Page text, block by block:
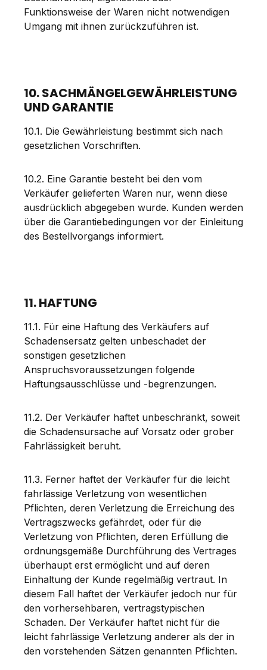
Funktionsweise der Waren nicht notwendigen
Umgang mit ihnen zurückzuführen ist.
10. SACHMÄNGELGEWÄHRLEISTUNG
UND GARANTIE
10.1. Die Gewährleistung bestimmt sich nach
gesetzlichen Vorschriften.
10.2. Eine Garantie besteht bei den vom
Verkäufer gelieferten Waren nur, wenn diese
ausdrücklich abgegeben wurde. Kunden werden
über die Garantiebedingungen vor der Einleitung
des Bestellvorgangs informiert.
11. HAFTUNG
11.1. Für eine Haftung des Verkäufers auf
Schadensersatz gelten unbeschadet der
sonstigen gesetzlichen
Anspruchsvoraussetzungen folgende
Haftungsausschlüsse und -begrenzungen.
11.2. Der Verkäufer haftet unbeschränkt, soweit
die Schadensursache auf Vorsatz oder grober
Fahrlässigkeit beruht.
11.3. Ferner haftet der Verkäufer für die leicht
fahrlässige Verletzung von wesentlichen
Pflichten, deren Verletzung die Erreichung des
Vertragszwecks gefährdet, oder für die
Verletzung von Pflichten, deren Erfüllung die
ordnungsgemäße Durchführung des Vertrages
überhaupt erst ermöglicht und auf deren
Einhaltung der Kunde regelmäßig vertraut. In
diesem Fall haftet der Verkäufer jedoch nur für
den vorhersehbaren, vertragstypischen
Schaden. Der Verkäufer haftet nicht für die
leicht fahrlässige Verletzung anderer als der in
den vorstehenden Sätzen genannten Pflichten.